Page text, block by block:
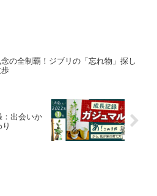
の全制覇！ジブリの「忘れ物」探し
：出会いか